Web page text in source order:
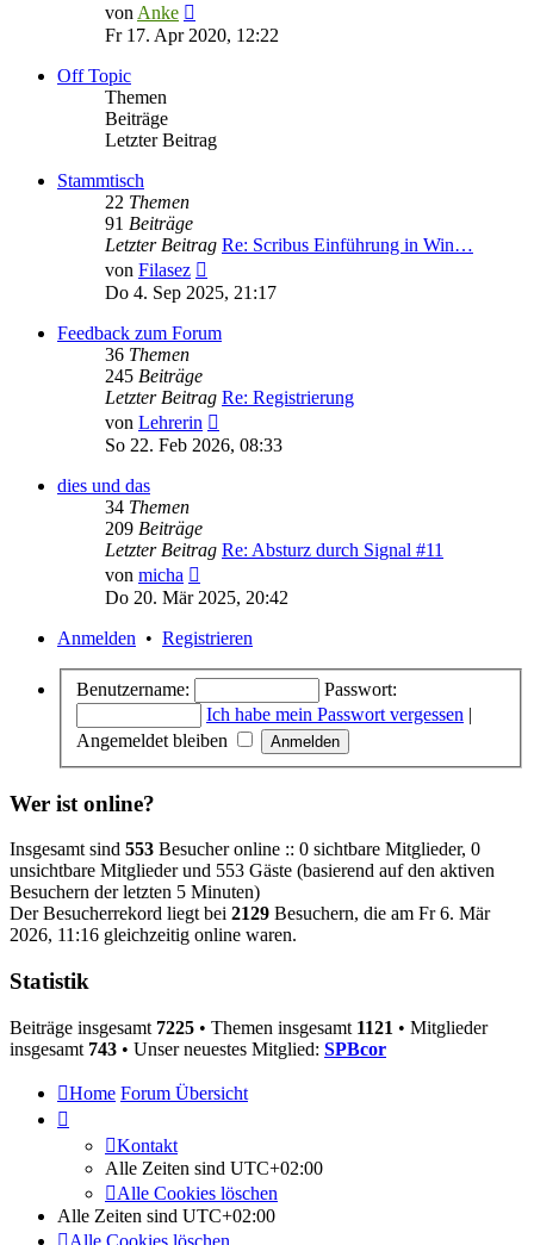
von Anke
Beitrag
Fr 17. Apr 2020, 12:22
Off Topic
Themen
Beiträge
Letzter Beitrag
Stammtisch
22 Themen
91 Beiträge
Letzter Beitrag Re: Scribus Einführung in Win…
von Filasez
Beitrag
Do 4. Sep 2025, 21:17
Feedback zum Forum
36 Themen
245 Beiträge
Letzter Beitrag Re: Registrierung
von Lehrerin
Beitrag
So 22. Feb 2026, 08:33
dies und das
34 Themen
209 Beiträge
Letzter Beitrag Re: Absturz durch Signal #11
von micha
Beitrag
Do 20. Mär 2025, 20:42
Anmelden • Registrieren
Benutzername:
Passwort:
Ich habe mein Passwort vergessen |
Angemeldet bleiben
Wer ist online?
Insgesamt sind 553 Besucher online :: 0 sichtbare Mitglieder, 0
unsichtbare Mitglieder und 553 Gäste (basierend auf den aktiven
Besuchern der letzten 5 Minuten)
Der Besucherrekord liegt bei 2129 Besuchern, die am Fr 6. Mär
2026, 11:16 gleichzeitig online waren.
Statistik
Beiträge insgesamt 7225 • Themen insgesamt 1121 • Mitglieder
insgesamt 743 • Unser neuestes Mitglied: SPBcor
Home Forum Übersicht
Kontakt
Alle Zeiten sind UTC+02:00
Alle Cookies löschen
Alle Zeiten sind UTC+02:00
Alle Cookies löschen